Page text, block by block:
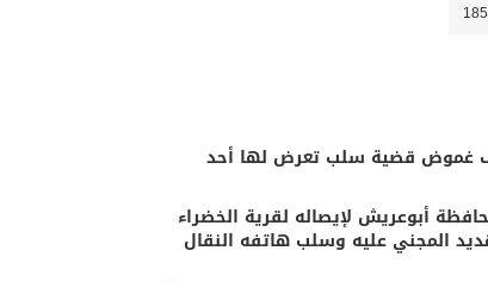
غموض قضية سلب تعرض لها أحد
أبوعريش لإيصاله لقرية الخضراء
المجني عليه وسلب هاتفه النقال